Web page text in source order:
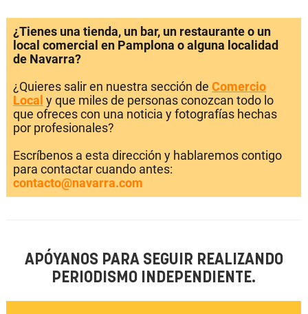
¿Tienes una tienda, un bar, un restaurante o un
local comercial en Pamplona o alguna localidad
de Navarra?
¿Quieres salir en nuestra sección de Comercio
Local y que miles de personas conozcan todo lo
que ofreces con una noticia y fotografías hechas
por profesionales?
Escríbenos a esta dirección y hablaremos contigo
para contactar cuando antes:
contacto@navarra.com
APÓYANOS PARA SEGUIR REALIZANDO
PERIODISMO INDEPENDIENTE.